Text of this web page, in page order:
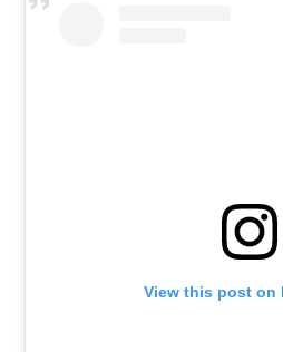
View this post on